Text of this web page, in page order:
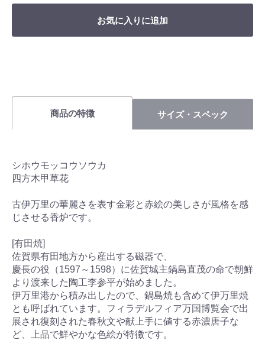
お気に入りに追加
商品の特徴 サイズ・スペック
シホウモッコウソウカ
四方木甲草花
古伊万里の華麗さを表す金彩と赤絵の美しさが風格を感
じさせる香炉です。
[有田焼]
佐賀県有田地方から産出する磁器で、
慶長の役（1597～1598）に佐賀城主鍋島直茂の命で朝鮮
より渡来した陶工李参平が始めました。
伊万里港から積み出したので、鍋島焼も含めて伊万里焼
とも呼ばれています。フィラデルフィア万国博覧会で出
展され復刻された春秋文や献上手に値する赤濃唐子な
ど、上品で鮮やかな色絵が特徴です。